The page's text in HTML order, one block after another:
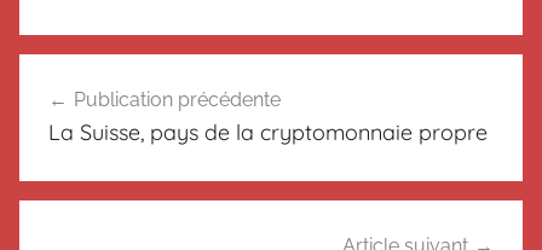
N
c
l
de
Publication précédente
La Suisse, pays de la cryptomonnaie propre